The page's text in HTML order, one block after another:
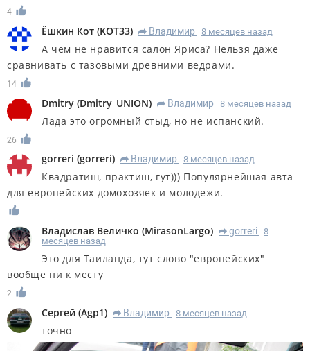
4
Ёшкин Кот (KOT33) R Владимир 8 месяцев назад
А чем не нравится салон Яриса? Нельзя даже
сравнивать с тазовыми древними вёдрами.
14
Dmitry (Dmitry_UNION) R Владимир 8 месяцев назад
Лада это огромный стыд, но не испанский.
26
gorreri (gorreri) R Владимир 8 месяцев назад
Квадратиш, практиш, гут))) Популярнейшая авта
для европейских домохозяек и молодежи.
Владислав Величко (MirasonLargo) R gorreri 8
месяцев назад
Это для Таиланда, тут слово "европейских"
вообще ни к месту
2
Сергей (Agp1) R Владимир 8 месяцев назад
точно